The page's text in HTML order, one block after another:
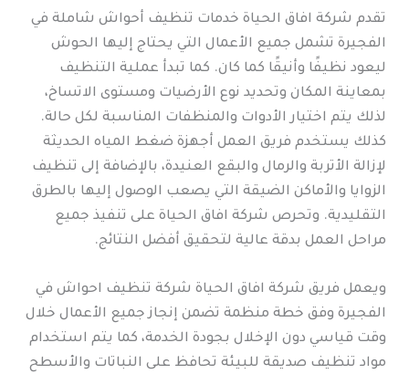
تقدم شركة افاق الحياة خدمات تنظيف أحواش شاملة في
الفجيرة تشمل جميع الأعمال التي يحتاج إليها الحوش
ليعود نظيفًا وأنيقًا كما كان. كما تبدأ عملية التنظيف
بمعاينة المكان وتحديد نوع الأرضيات ومستوى الاتساخ،
لذلك يتم اختيار الأدوات والمنظفات المناسبة لكل حالة.
كذلك يستخدم فريق العمل أجهزة ضغط المياه الحديثة
لإزالة الأتربة والرمال والبقع العنيدة، بالإضافة إلى تنظيف
الزوايا والأماكن الضيقة التي يصعب الوصول إليها بالطرق
التقليدية. وتحرص شركة افاق الحياة على تنفيذ جميع
مراحل العمل بدقة عالية لتحقيق أفضل النتائج.
ويعمل فريق شركة افاق الحياة شركة تنظيف احواش في
الفجيرة وفق خطة منظمة تضمن إنجاز جميع الأعمال خلال
وقت قياسي دون الإخلال بجودة الخدمة، كما يتم استخدام
مواد تنظيف صديقة للبيئة تحافظ على النباتات والأسطح